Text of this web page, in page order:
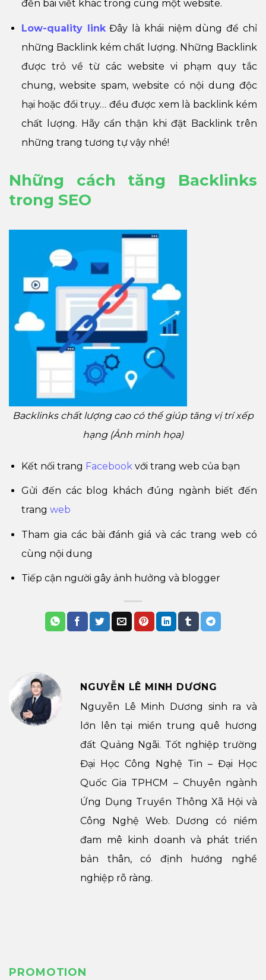
đến bài viết khác trong cùng một website.
Low-quality linkĐây là khái niệm dùng để chỉ
những Backlink kém chất lượng. Những Backlink
được trỏ về từ các website vi phạm quy tắc
chung, website spam, website có nội dung độc
hại hoặc đồi trụy… đều được xem là backlink kém
chất lượng. Hãy cẩn thận khi đặt Backlink trên
những trang tương tự vậy nhé!
Những cách tăng Backlinks
trong SEO
Backlinks chất lượng cao có thể giúp tăng vị trí xếp
hạng (Ảnh minh họa)
Kết nối trang Facebook với trang web của bạn
Gửi đến các blog khách đúng ngành biết đến
trang web
Tham gia các bài đánh giá và các trang web có
cùng nội dung
Tiếp cận người gây ảnh hưởng và blogger
NGUYỄN LÊ MINH DƯƠNG
Nguyễn Lê Minh Dương sinh ra và
lớn lên tại miền trung quê hương
đất Quảng Ngãi. Tốt nghiệp trường
Đại Học Công Nghệ Tin – Đại Học
Quốc Gia TPHCM – Chuyên ngành
Ứng Dụng Truyền Thông Xã Hội và
Công Nghệ Web. Dương có niềm
đam mê kinh doanh và phát triển
bản thân, có định hướng nghề
nghiệp rõ ràng.
PROMOTION